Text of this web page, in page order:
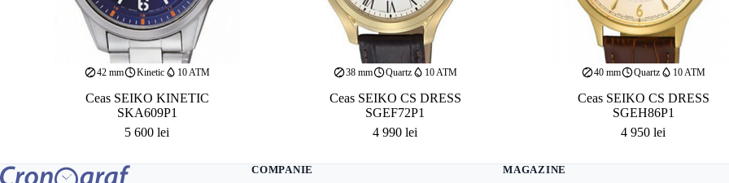
42 mm Kinetic 10 ATM
Ceas SEIKO KINETIC
SKA609P1
5 600lei
38 mm Quartz 10 ATM
Ceas SEIKO CS DRESS
SGEF72P1
4 990lei
40 mm Quartz 10 ATM
Ceas SEIKO CS DRESS
SGEH86P1
4 950lei
COMPANIE MAGAZINE